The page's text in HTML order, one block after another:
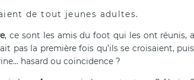
de tout jeunes adultes.
, ce sont les amis du foot qui les ont réunis,
pas la première fois qu’ils se croisaient,
hasard ou coïncidence ?